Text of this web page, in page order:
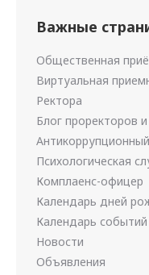
Важные
Общественная
Виртуальная
Ректора
Блог проректоров
Психологическая
Комплаенс-офицер
Календарь дней
Календарь событий
Новости
Объявления